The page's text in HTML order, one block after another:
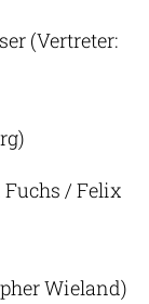
(Vertreter:
Fuchs / Felix
Wieland)